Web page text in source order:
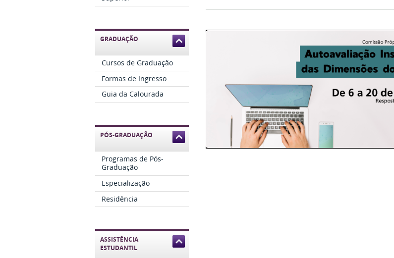
GRADUAÇÃO
Cursos de Graduação
Formas de Ingresso
Guia da Calourada
PÓS-GRADUAÇÃO
Programas de Pós-
Graduação
Especialização
Residência
ASSISTÊNCIA
ESTUDANTIL